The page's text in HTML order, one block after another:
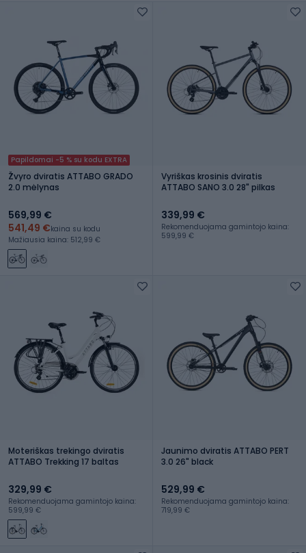
Papildomai -5 % su kodu EXTRA
Žvyro dviratis ATTABO GRADO
2.0 mėlynas
569,99 €
541,49 €kaina su kodu
Mažiausia kaina: 512,99 €
Vyriškas krosinis dviratis
ATTABO SANO 3.0 28" pilkas
339,99 €
Rekomenduojama gamintojo kaina:
599,99 €
Moteriškas trekingo dviratis
ATTABO Trekking 17 baltas
329,99 €
Rekomenduojama gamintojo kaina:
599,99 €
Jaunimo dviratis ATTABO PERT
3.0 26" black
529,99 €
Rekomenduojama gamintojo kaina:
719,99 €